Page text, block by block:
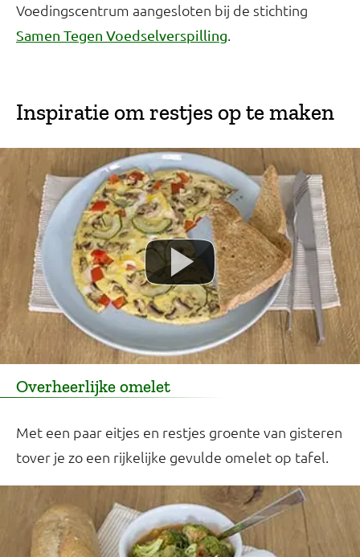
Voedingscentrum aangesloten bij de stichting
Samen Tegen Voedselverspilling.
Inspiratie om restjes op te maken
Overheerlijke omelet
Met een paar eitjes en restjes groente van gisteren
tover je zo een rijkelijke gevulde omelet op tafel.